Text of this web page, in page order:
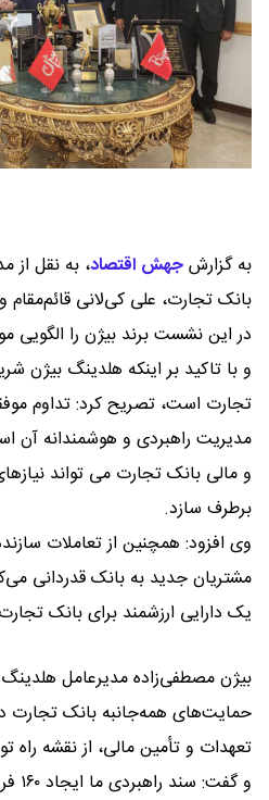
به گزارشجهش اقتصاد، به نقل از
بانک تجارت، علی کی‌لانی
در این نشست برند بیژن را الگویی
و با تاکید بر اینکه هلدینگ بیژن
تجارت است، تصریح کرد: تداوم
مدیریت راهبردی و هوشمندانه آن
و مالی بانک تجارت می تواند
برطرف سازد.
وی افزود: همچنین از تعاملات
مشتریان جدید به بانک قدردانی
یک دارایی ارزشمند برای بانک
بیژن مصطفی‌زاده مدیرعامل
حمایت‌های همه‌جانبه بانک تجارت
تعهدات و تأمین مالی، از نقشه راه
و